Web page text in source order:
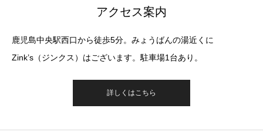
アクセス案内
鹿児島中央駅西口から徒歩5分。みょうばんの湯近くに
Zink’s（ジンクス）はございます。駐車場1台あり。
詳しくはこちら